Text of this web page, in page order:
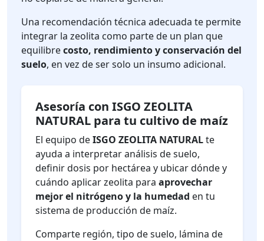
Una recomendación técnica adecuada te permite
integrar la zeolita como parte de un plan que
equilibrecosto, rendimiento y conservación del
suelo, en vez de ser solo un insumo adicional.
Asesoría con ISGO ZEOLITA
NATURAL para tu cultivo de maíz
El equipo deISGO ZEOLITA NATURALte
ayuda a interpretar análisis de suelo,
definir dosis por hectárea y ubicar dónde y
cuándo aplicar zeolita para aprovechar
mejor el nitrógeno y la humedad en tu
sistema de producción de maíz.
Comparte región, tipo de suelo, lámina de